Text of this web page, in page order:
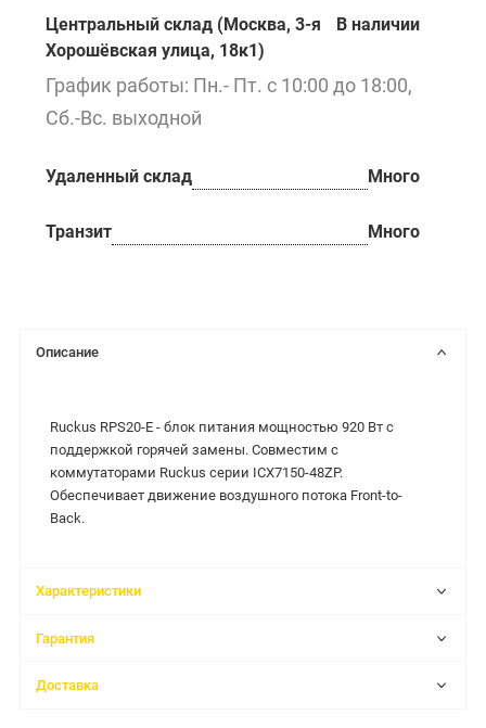
Центральный склад (Москва, 3-я
Хорошёвская улица, 18к1)
В наличии
График работы: Пн.- Пт. с 10:00 до 18:00,
Сб.-Вс. выходной
Удаленный склад Много
Транзит Много
Описание
Ruckus RPS20-E - блок питания мощностью 920 Вт с
поддержкой горячей замены. Совместим с
коммутаторами Ruckus серии ICX7150-48ZP.
Обеспечивает движение воздушного потока Front-to-
Back.
Характеристики
Гарантия
Доставка